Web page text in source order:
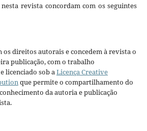
revista concordam com os seguintes
os direitos autorais e concedem à revista o
publicação, com o trabalho
licenciado sob aLicença Creative
que permite o compartilhamento do
da autoria e publicação